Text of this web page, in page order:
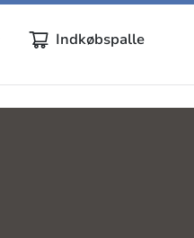
Indkøbspalle